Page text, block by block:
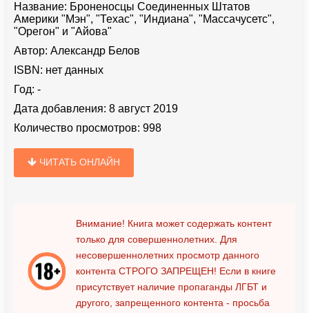
Название: Броненосцы Соединенных Штатов
Америки "Мэн", "Техас", "Индиана", "Массачусетс",
"Орегон" и "Айова"
Автор: Александр Белов
ISBN: нет данных
Год: -
Дата добавления: 8 август 2019
Количество просмотров: 998
ЧИТАТЬ ОНЛАЙН
Внимание! Книга может содержать контент
только для совершеннолетних. Для
несовершеннолетних просмотр данного
контента СТРОГО ЗАПРЕЩЕН! Если в книге
присутствует наличие пропаганды ЛГБТ и
другого, запрещенного контента - просьба